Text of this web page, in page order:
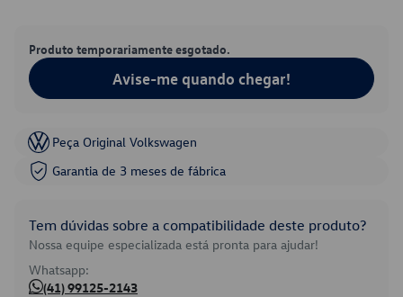
Produto temporariamente esgotado.
Avise-me quando chegar!
Peça Original Volkswagen
Garantia de 3 meses de fábrica
Tem dúvidas sobre a compatibilidade deste produto?
Nossa equipe especializada está pronta para ajudar!
Whatsapp:
(41) 99125-2143